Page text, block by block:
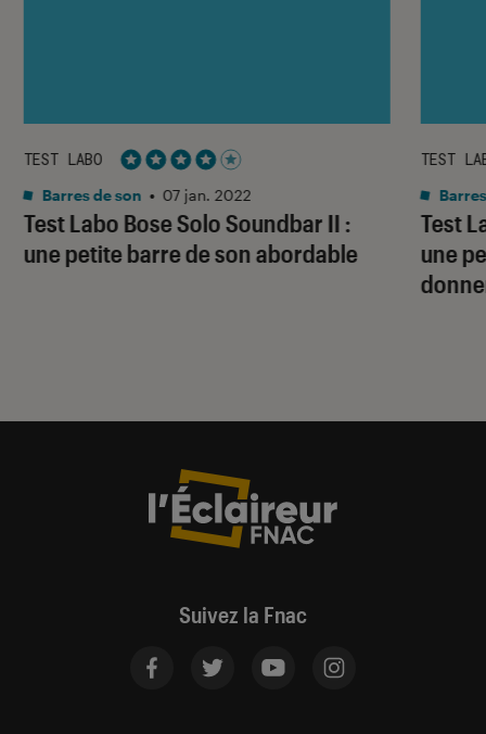
Test Labo Bose Solo Soundbar II :
une petite barre de son abordable
TEST LABO
Noté 4 étoiles sur 5
Barres de son • 07 jan. 2022
Test
une
TEST
Suivez la Fnac